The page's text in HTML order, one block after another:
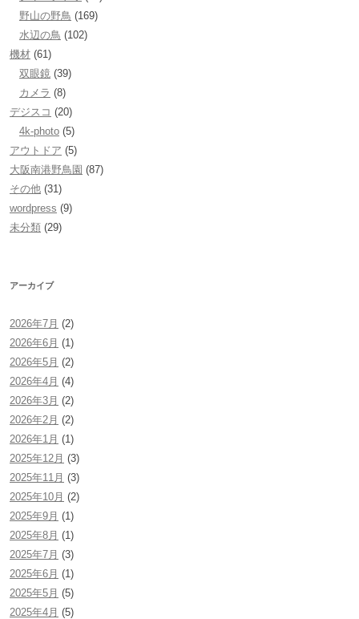
野山の野鳥 (169)
水辺の鳥 (102)
機材 (61)
双眼鏡 (39)
カメラ (8)
デジスコ (20)
4k-photo (5)
アウトドア (5)
大阪南港野鳥園 (87)
その他 (31)
wordpress (9)
未分類 (29)
アーカイブ
2026年7月 (2)
2026年6月 (1)
2026年5月 (2)
2026年4月 (4)
2026年3月 (2)
2026年2月 (2)
2026年1月 (1)
2025年12月 (3)
2025年11月 (3)
2025年10月 (2)
2025年9月 (1)
2025年8月 (1)
2025年7月 (3)
2025年6月 (1)
2025年5月 (5)
2025年4月 (5)